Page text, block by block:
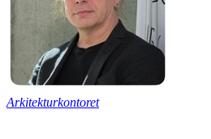
Arkitekturkontoret